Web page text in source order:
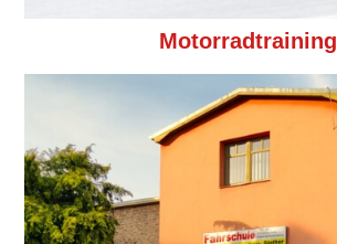
Motorradtraining